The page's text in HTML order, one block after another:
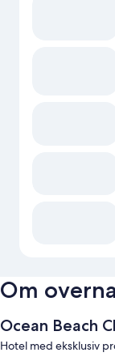
Om
Ocean Beach
Hotel med eksklusiv